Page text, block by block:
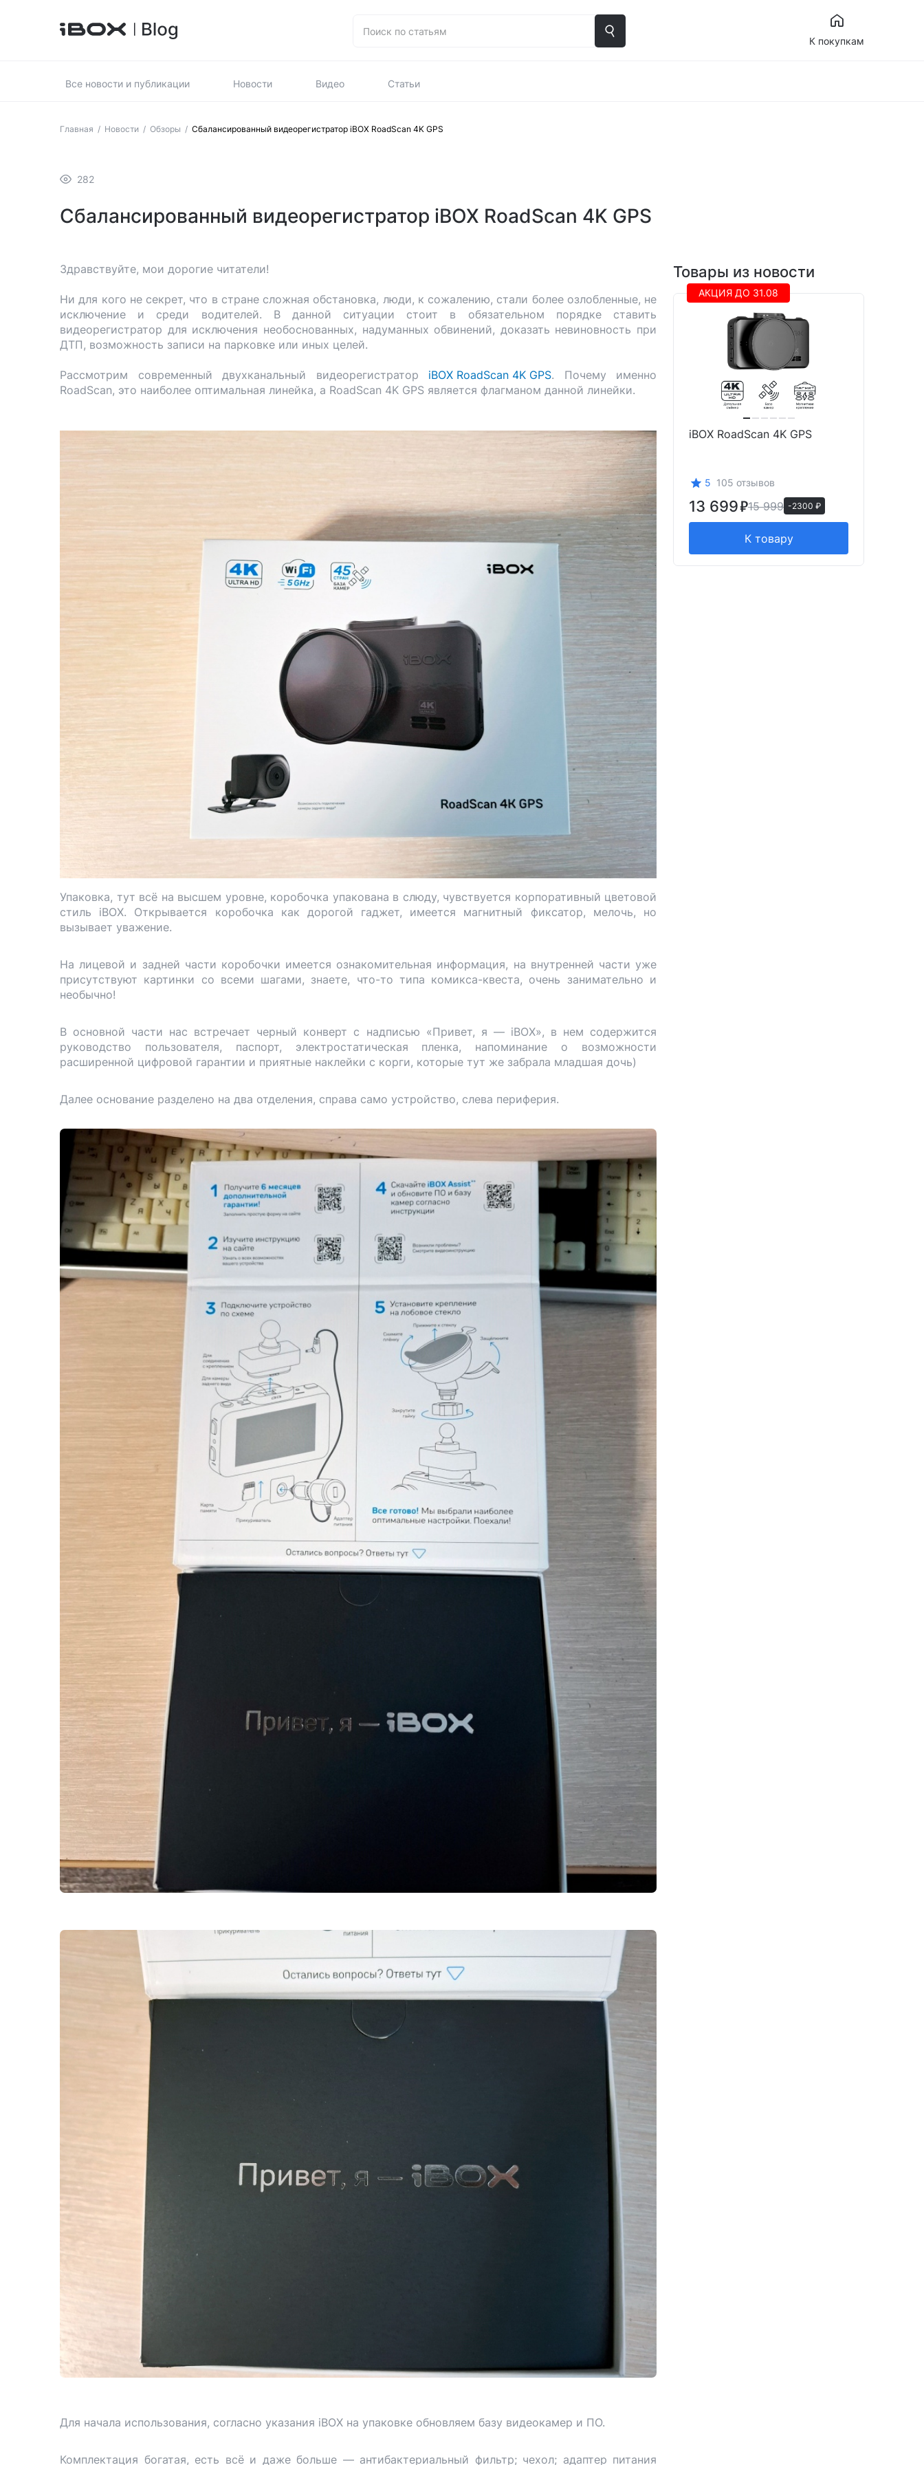
К покупкам
Все новости и публикации Новости Видео Статьи
Главная / Новости / Обзоры / Сбалансированный видеорегистратор iBOX RoadScan 4K GPS
282
Сбалансированный видеорегистратор iBOX RoadScan 4K GPS
Здравствуйте, мои дорогие читатели!
Ни для кого не секрет, что в стране сложная обстановка, люди, к сожалению, стали более озлобленные, не
исключение и среди водителей. В данной ситуации стоит в обязательном порядке ставить
видеорегистратор для исключения необоснованных, надуманных обвинений, доказать невиновность при
ДТП, возможность записи на парковке или иных целей.
Рассмотрим современный двухканальный видеорегистратор iBOX RoadScan 4K GPS. Почему именно
RoadScan, это наиболее оптимальная линейка, а RoadScan 4K GPS является флагманом данной линейки.
Упаковка, тут всё на высшем уровне, коробочка упакована в слюду, чувствуется корпоративный цветовой
стиль iBOX. Открывается коробочка как дорогой гаджет, имеется магнитный фиксатор, мелочь, но
вызывает уважение.
На лицевой и задней части коробочки имеется ознакомительная информация, на внутренней части уже
присутствуют картинки со всеми шагами, знаете, что-то типа комикса-квеста, очень занимательно и
необычно!
В основной части нас встречает черный конверт с надписью «Привет, я — iBOX», в нем содержится
руководство пользователя, паспорт, электростатическая пленка, напоминание о возможности
расширенной цифровой гарантии и приятные наклейки с корги, которые тут же забрала младшая дочь)
Далее основание разделено на два отделения, справа само устройство, слева периферия.
Для начала использования, согласно указания iBOX на упаковке обновляем базу видеокамер и ПО.
Комплектация богатая, есть всё и даже больше — антибактериальный фильтр; чехол; адаптер питания
Товары из новости
АКЦИЯ ДО 31.08
iBOX RoadScan 4K GPS
5 105 отзывов
13 699 15 999 -2300 ₽
К товару